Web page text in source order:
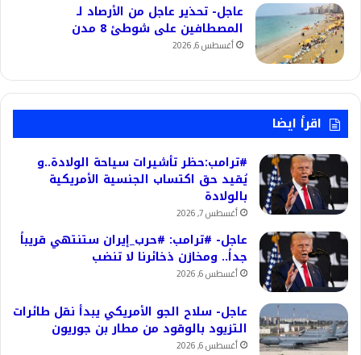
عاجل- تحذير عاجل من الأرصاد لـ
المصطافين على شوطئ 8 مدن
أغسطس 6, 2026
اقرأ ايضا
#ترامب:حظر تأشيرات سياحة الولادة..و
يُقيد حق اكتساب الجنسية الأمريكية
بالولادة
أغسطس 7, 2026
عاجل- #ترامب: #حرب_إيران ستنتهي قريباً
جداً.. ومخازن ذخائرنا لا تنضب
أغسطس 6, 2026
عاجل- سلاح الجو الأمريكي يبدأ نقل طائرات
التزيود بالوقود من مطار بن جوريون
أغسطس 6, 2026